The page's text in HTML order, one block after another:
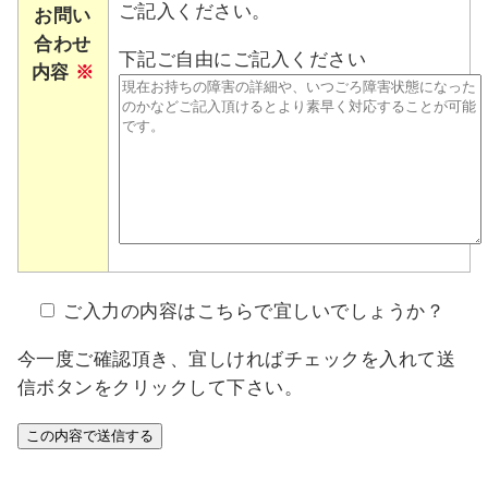
お問い
合わせ
内容 ※
ご記入ください。
下記ご自由にご記入ください
ご入力の内容はこちらで宜しいでしょうか？
今一度ご確認頂き、宜しければチェックを入れて送
信ボタンをクリックして下さい。